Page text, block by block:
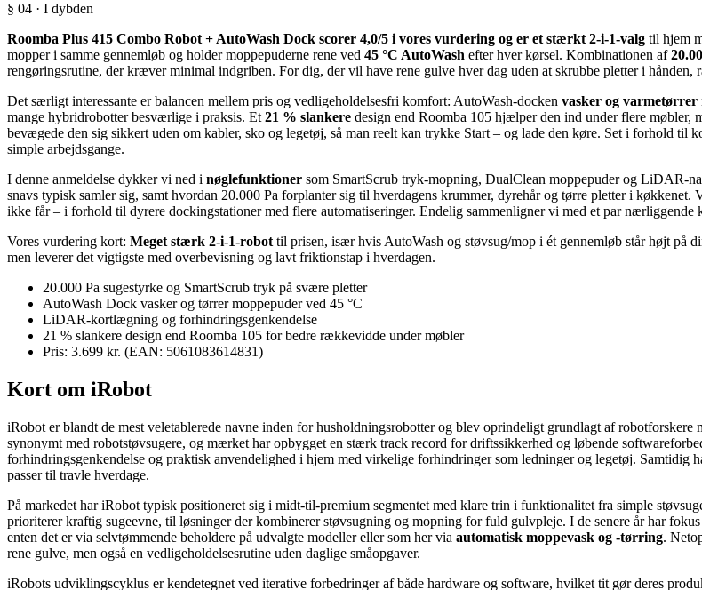
§ 04 · I dybden
Roomba Plus 415 Combo Robot + AutoWash Dock scorer 4,0/5 i vores vurdering og er et stærkt 2-i-1-valg til hjem
mopper i samme gennemløb og holder moppepuderne rene ved 45 °C AutoWash efter hver kørsel. Kombinationen af
rengøringsrutine, der kræver minimal indgriben. For dig, der vil have rene gulve hver dag uden at skrubbe pletter i
Det særligt interessante er balancen mellem pris og vedligeholdelsesfri komfort: AutoWash-docken vasker og varmetørrer
mange hybridrobotter besværlige i praksis. Et 21 % slankere design end Roomba 105 hjælper den ind under flere møbler,
bevægede den sig sikkert uden om kabler, sko og legetøj, så man reelt kan trykke Start – og lade den køre. Set i forhold til
simple arbejdsgange.
I denne anmeldelse dykker vi ned i nøglefunktioner som SmartScrub tryk-mopning, DualClean moppepuder og LiDAR-
snavs typisk samler sig, samt hvordan 20.000 Pa forplanter sig til hverdagens krummer, dyrehår og tørre pletter i køkkenet.
ikke får – i forhold til dyrere dockingstationer med flere automatiseringer. Endelig sammenligner vi med et par nærliggende
Vores vurdering kort: Meget stærk 2-i-1-robot til prisen, især hvis AutoWash og støvsug/mop i ét gennemløb står højt på
men leverer det vigtigste med overbevisning og lavt friktionstap i hverdagen.
20.000 Pa sugestyrke og SmartScrub tryk på svære pletter
AutoWash Dock vasker og tørrer moppepuder ved 45 °C
LiDAR-kortlægning og forhindringsgenkendelse
21 % slankere design end Roomba 105 for bedre rækkevidde under møbler
Pris: 3.699 kr. (EAN: 5061083614831)
Kort om iRobot
iRobot er blandt de mest veletablerede navne inden for husholdningsrobotter og blev oprindeligt grundlagt af
synonymt med robotstøvsugere, og mærket har opbygget en stærk track record for driftssikkerhed og løbende
forhindringsgenkendelse og praktisk anvendelighed i hjem med virkelige forhindringer som ledninger og legetøj. Samtidig
passer til travle hverdage.
På markedet har iRobot typisk positioneret sig i midt-til-premium segmentet med klare trin i funktionalitet fra simple
prioriterer kraftig sugeevne, til løsninger der kombinerer støvsugning og mopning for fuld gulvpleje. I de senere år har
enten det er via selvtømmende beholdere på udvalgte modeller eller som her via automatisk moppevask og -tørring.
rene gulve, men også en vedligeholdelsesrutine uden daglige småopgaver.
iRobots udviklingscyklus er kendetegnet ved iterative forbedringer af både hardware og software, hvilket tit gør deres